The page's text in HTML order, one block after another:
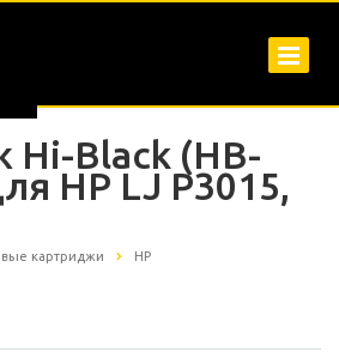
Hi-Black (HB-
HP LJ P3015,
картриджи HP